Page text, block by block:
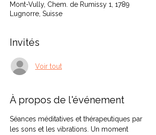
Mont-Vully, Chem. de Rumissy 1, 1789
Lugnorre, Suisse
Invités
Voir tout
À propos de l'événement
Séances méditatives et thérapeutiques par
les sons et les vibrations. Un moment